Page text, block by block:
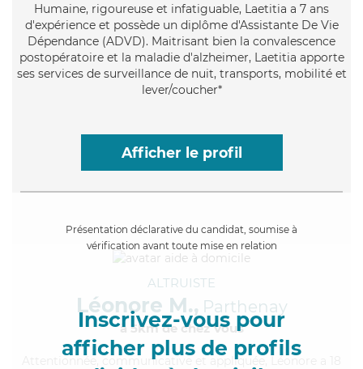
Humaine, rigoureuse et infatiguable, Laetitia a 7 ans
d'expérience et possède un diplôme d'Assistante De Vie
Dépendance (ADVD). Maitrisant bien la convalescence
postopératoire et la maladie d'alzheimer, Laetitia apporte
ses services de surveillance de nuit, transports, mobilité et
lever/coucher*
Afficher le profil
Présentation déclarative du candidat, soumise à
vérification avant toute mise en relation
Inscrivez-vous pour
afficher plus de profils
ALTRUISTE
Léonore M., Parthenay
à 5km de chez Vous
, communicative et appliquée, Léonore a 18